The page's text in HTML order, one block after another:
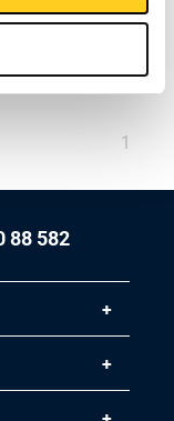
U1
88 582